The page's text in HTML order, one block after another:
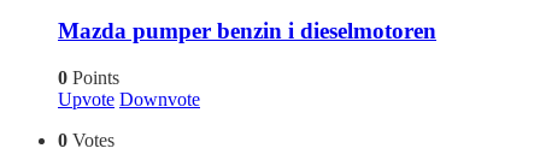
Mazda pumper benzin i dieselmotoren
0 Points
Upvote Downvote
0 Votes